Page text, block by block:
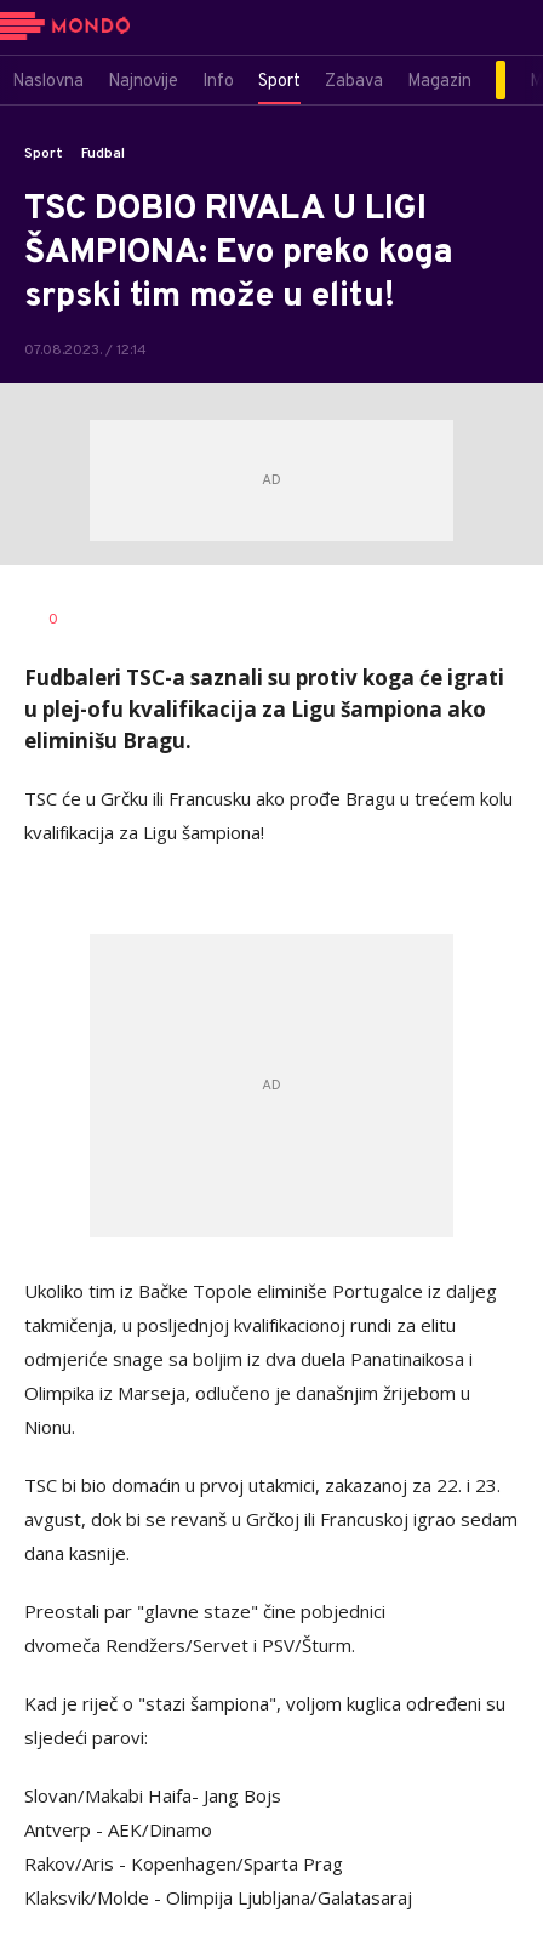
Naslovna Najnovije Info Sport Zabava Magazin
Sport Fudbal
TSC DOBIO RIVALA U LIGI
ŠAMPIONA: Evo preko koga
srpski tim može u elitu!
07.08.2023. / 12:14
AUTOR
0
Fudbaleri TSC-a saznali su protiv koga će igrati
u plej-ofu kvalifikacija za Ligu šampiona ako
eliminišu Bragu.
TSC će u Grčku ili Francusku ako prođe Bragu u trećem kolu
kvalifikacija za Ligu šampiona!
Ukoliko tim iz Bačke Topole eliminiše Portugalce iz daljeg
takmičenja, u posljednjoj kvalifikacionoj rundi za elitu
odmjeriće snage sa boljim iz dva duela Panatinaikosa i
Olimpika iz Marseja, odlučeno je današnjim žrijebom u
Nionu.
TSC bi bio domaćin u prvoj utakmici, zakazanoj za 22. i 23.
avgust, dok bi se revanš u Grčkoj ili Francuskoj igrao sedam
dana kasnije.
Preostali par "glavne staze" čine pobjednici
dvomeča Rendžers/Servet i PSV/Šturm.
Kad je riječ o "stazi šampiona", voljom kuglica određeni su
sljedeći parovi:
Slovan/Makabi Haifa- Jang Bojs
Antverp - AEK/Dinamo
Rakov/Aris - Kopenhagen/Sparta Prag
Klaksvik/Molde - Olimpija Ljubljana/Galatasaraj